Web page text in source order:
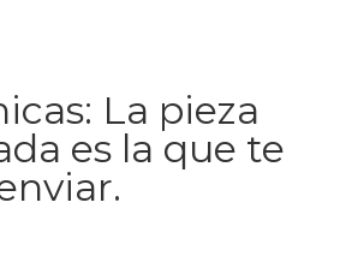
La pieza
es la que te